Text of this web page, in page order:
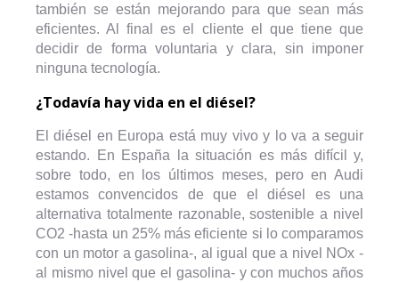
también se están mejorando para que sean más
eficientes. Al final es el cliente el que tiene que
decidir de forma voluntaria y clara, sin imponer
ninguna tecnología.
¿Todavía hay vida en el diésel?
El diésel en Europa está muy vivo y lo va a seguir
estando. En España la situación es más difícil y,
sobre todo, en los últimos meses, pero en Audi
estamos convencidos de que el diésel es una
alternativa totalmente razonable, sostenible a nivel
CO2 -hasta un 25% más eficiente si lo comparamos
con un motor a gasolina-, al igual que a nivel NOx -
al mismo nivel que el gasolina- y con muchos años